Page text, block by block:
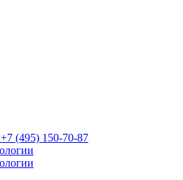
+7 (495) 150-70-87